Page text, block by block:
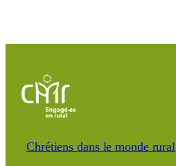
Chrétiens dans le monde rural